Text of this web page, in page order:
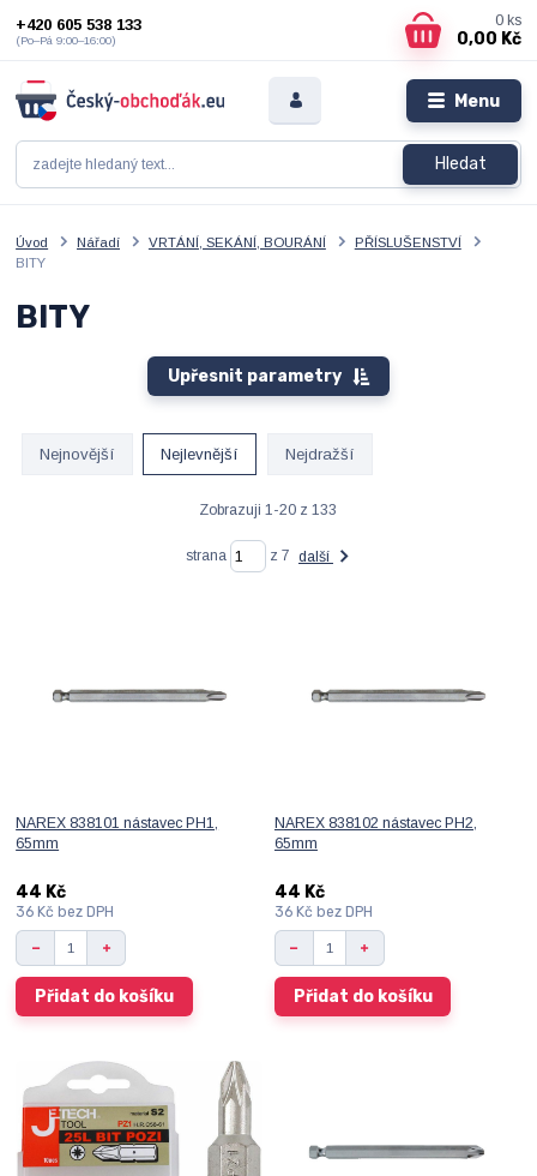
Menu
Hledat
+420 605 538 133
(Po–Pá 9:00–16:00)
0 ks
0,00 Kč
Úvod Nářadí VRTÁNÍ, SEKÁNÍ, BOURÁNÍ
PŘÍSLUŠENSTVÍ
BITY
BITY
Upřesnit parametry
Nejnovější Nejlevnější Nejdražší
Zobrazuji 1-20 z 133
strana z 7 další
NAREX 838101 nástavec PH1,
65mm
44 Kč
36 Kč bez DPH
Přidat do košíku
NAREX 838102 nástavec PH2,
65mm
44 Kč
36 Kč bez DPH
Přidat do košíku